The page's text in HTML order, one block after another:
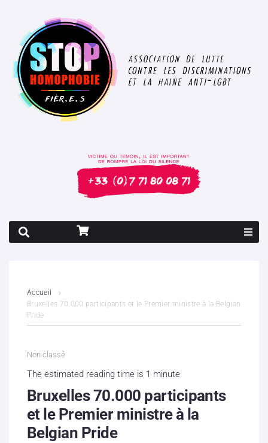
Contenus litigieux
Boutique
Partenaires
Contacts
Accueil
Bruxelles 70.000 participants et le Premier ministre à la Belgian
Pride
Non classé
The estimated reading time is 1 minute
Bruxelles 70.000 participants
et le Premier ministre à la
Belgian Pride